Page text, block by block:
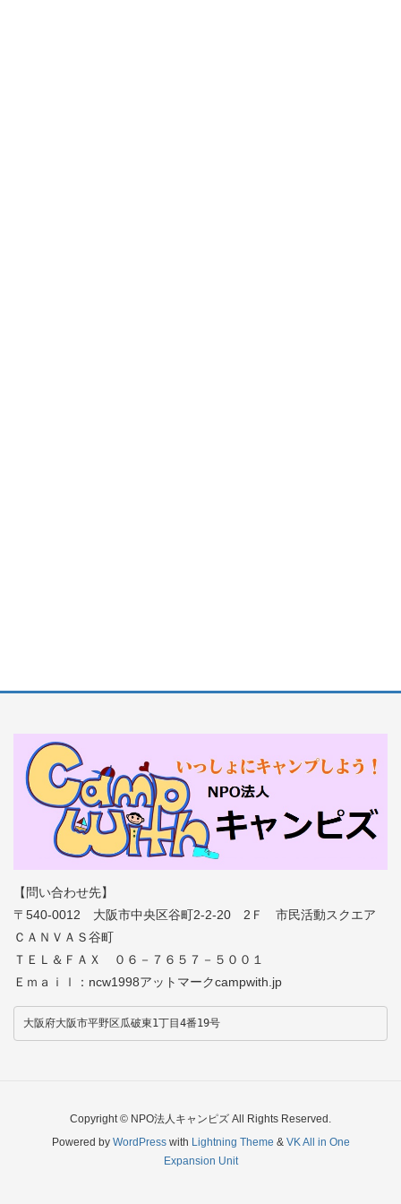
【問い合わせ先】
〒540-0012 大阪市中央区谷町2-2-20 2Ｆ 市民活動スクエア
ＣＡＮＶＡＳ谷町
ＴＥＬ＆ＦＡＸ ０６－７６５７－５００１
Ｅｍａｉｌ：ncw1998アットマークcampwith.jp
大阪府大阪市平野区瓜破東1丁目4番19号
Copyright © NPO法人キャンピズ All Rights Reserved.
Powered by WordPresswith Lightning Theme & VK All in One
Expansion Unit